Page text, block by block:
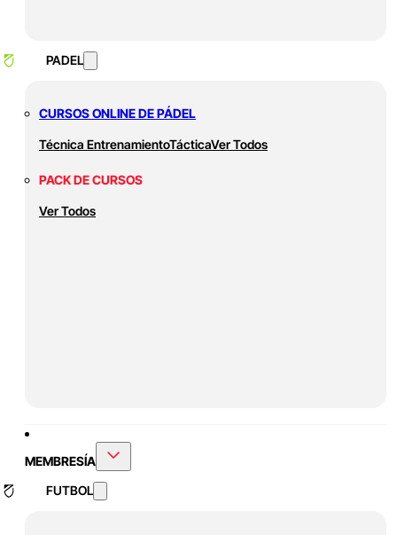
PADEL
CURSOS ONLINE DE PÁDEL
Técnica EntrenamientoTácticaVer Todos
PACK DE CURSOS
Ver Todos
MEMBRESÍA
FUTBOL